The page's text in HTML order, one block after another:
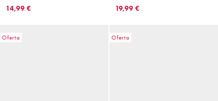
de Topshop
14,99 €
19,99 €
Oferta Oferta